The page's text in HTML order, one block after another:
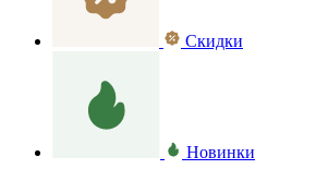
Скидки
Новинки